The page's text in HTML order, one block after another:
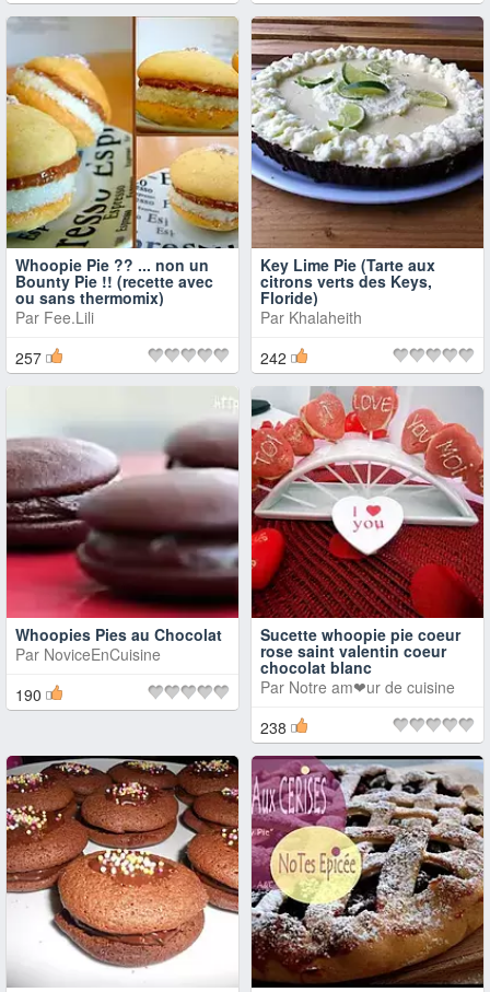
Whoopie Pie ?? ... non un
Bounty Pie !! (recette avec
ou sans thermomix)
Par Fee.Lili
257
Key Lime Pie (Tarte aux
citrons verts des Keys,
Floride)
Par Khalaheith
242
Whoopies Pies au Chocolat
Par NoviceEnCuisine
190
Sucette whoopie pie coeur
rose saint valentin coeur
chocolat blanc
Par Notre am❤ur de cuisine
238